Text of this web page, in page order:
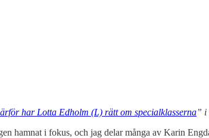
har Lotta Edholm (L) rätt om specialklasserna” i
hamnat i fokus, och jag delar många av Karin